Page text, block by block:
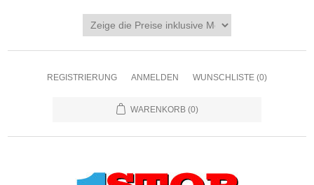
REGISTRIERUNG ANMELDEN WUNSCHLISTE (0)
WARENKORB (0)